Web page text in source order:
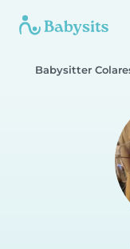
Babysitter